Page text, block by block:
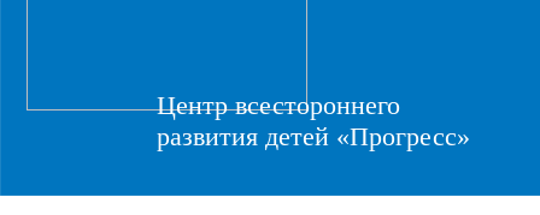
Центр всестороннего
развития детей «Прогресс»